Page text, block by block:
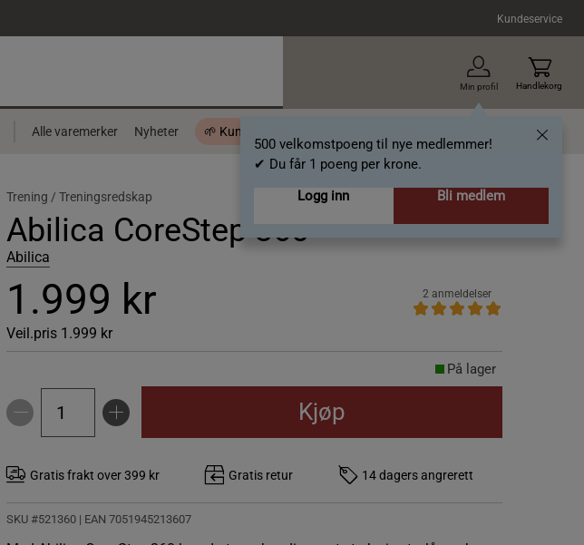
Kundeservice
Min profil
500 velkomstpoeng til nye medlemmer!
✔ Du får 1 poeng per krone.
Logg inn
Bli medlem
Handlekorg
Alle varemerker Nyheter 🌱 Kundeklubb - 500 velkomstpoeng Gavekort
Trening / Treningsredskap
Abilica CoreStep 360
Abilica
1.999 kr
Veil.pris 1.999 kr
2 anmeldelser
På lager
Kjøp
Gratis frakt over 399 kr Gratis retur 14 dagers angrerett
SKU #521360 | EAN 7051945213607